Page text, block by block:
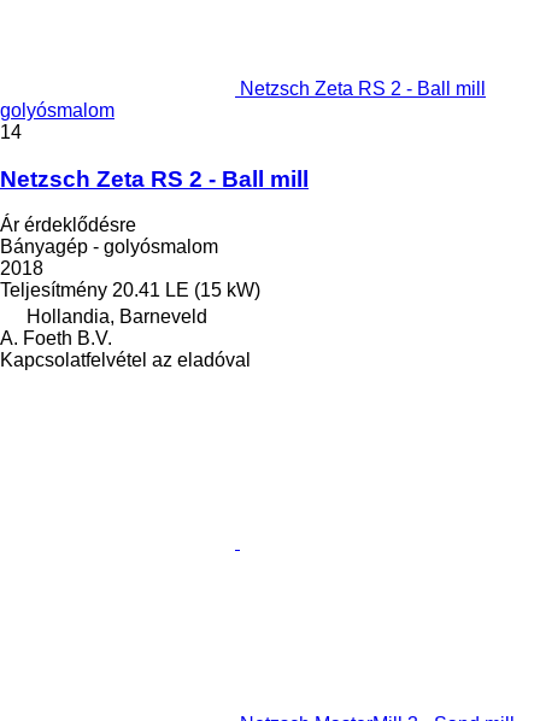
Netzsch Zeta RS 2 - Ball mill
golyósmalom
14
Netzsch Zeta RS 2 - Ball mill
Ár érdeklődésre
Bányagép - golyósmalom
2018
Teljesítmény 20.41 LE (15 kW)
Hollandia, Barneveld
A. Foeth B.V.
Kapcsolatfelvétel az eladóval